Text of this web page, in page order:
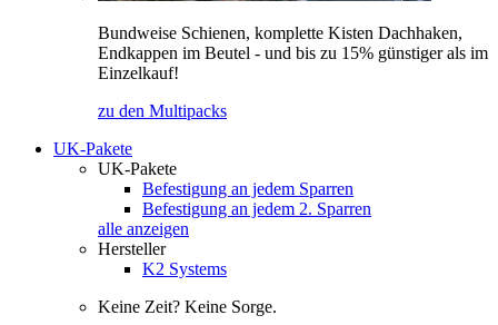
Bundweise Schienen, komplette Kisten Dachhaken,
Endkappen im Beutel - und bis zu 15% günstiger als im
Einzelkauf!
zu den Multipacks
UK-Pakete
UK-Pakete
Befestigung an jedem Sparren
Befestigung an jedem 2. Sparren
alle anzeigen
Hersteller
K2 Systems
Keine Zeit? Keine Sorge.